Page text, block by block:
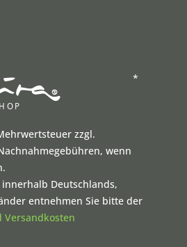
*
zzgl.
wenn
Deutschlands,
entnehmen Sie bitte der
Versandkosten